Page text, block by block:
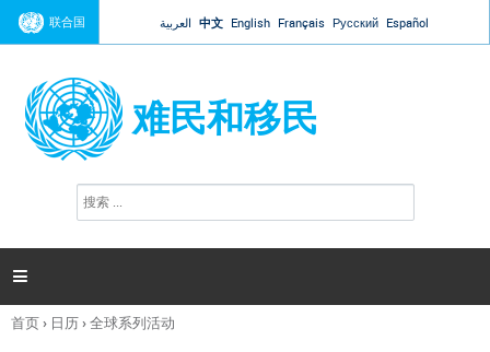
Jump to navigation
联合国 العربية 中文 English Français Русский Español
难民和移民
搜
索

你
首页› 日历›全球系列活动